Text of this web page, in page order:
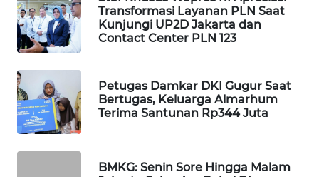
Transformasi Layanan PLN Saat
Kunjungi UP2D Jakarta dan
Contact Center PLN 123
Petugas Damkar DKI Gugur Saat
Bertugas, Keluarga Almarhum
Terima Santunan Rp344 Juta
BMKG: Senin Sore Hingga Malam
WAHANA
PERSONA
WAHANA
OTOMOTIF
HEALTH